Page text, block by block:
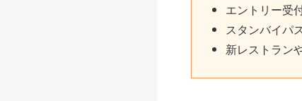
エントリー受
スタンバイパ
新レストラン